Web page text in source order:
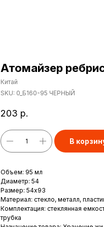
Атомайзер
Китай
SKU: 0_Б160-95 ЧЕРНЫЙ
203 р.
В
Объем: 95 мл
Диаметр: 54
Размер: 54x93
Материал: стекло, металл,
Комплектация: стеклянная
трубка